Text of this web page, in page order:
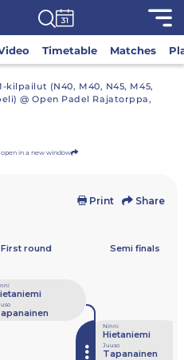
Timetable Matches
kilpailut (N40, M40, N45, M45,
@ Open Padel Rajatorppa,
open in a new window
Print Share
First round Semi finals
Ninni
Hietaniemi
Juuso
Tapanainen